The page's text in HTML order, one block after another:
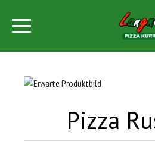
Pizza